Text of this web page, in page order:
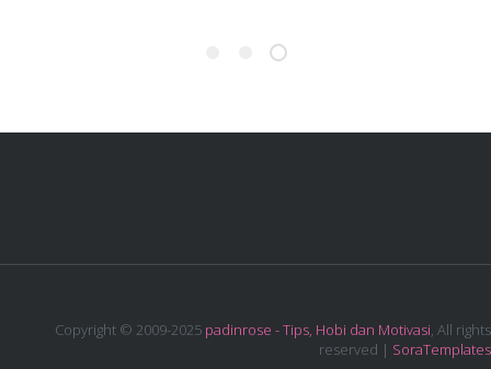
Copyright © 2009-2025 padinrose - Tips, Hobi dan Motivasi, All rights
reserved | SoraTemplates